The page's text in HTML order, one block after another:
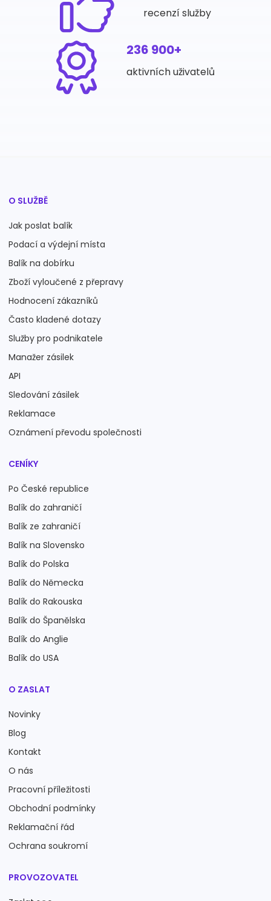
recenzí služby
236 900+
aktivních uživatelů
O SLUŽBĚ
Jak poslat balík
Podací a výdejní místa
Balík na dobírku
Zboží vyloučené z přepravy
Hodnocení zákazníků
Často kladené dotazy
Služby pro podnikatele
Manažer zásilek
API
Sledování zásilek
Reklamace
Oznámení převodu společnosti
CENÍKY
Po České republice
Balík do zahraničí
Balík ze zahraničí
Balík na Slovensko
Balík do Polska
Balík do Německa
Balík do Rakouska
Balík do Španělska
Balík do Anglie
Balík do USA
O ZASLAT
Novinky
Blog
Kontakt
O nás
Pracovní příležitosti
Obchodní podmínky
Reklamační řád
Ochrana soukromí
PROVOZOVATEL